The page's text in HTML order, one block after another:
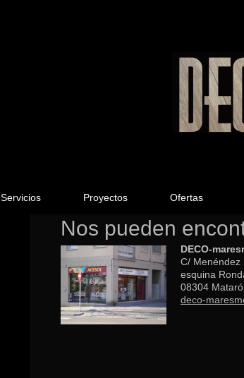
Servicios Proyectos Ofertas
Nos pueden
DECO-
C/ Menéndez
esquina
08304 Mataró
deco-